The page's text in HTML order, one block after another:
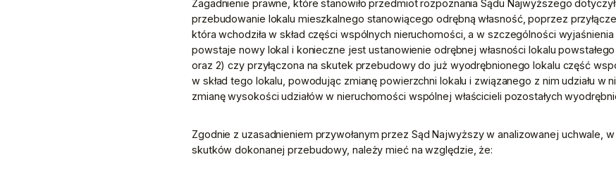
Zagadnienie prawne, które stanowiło przedmiot rozpoznania Sądu Najwyższego
przebudowanie lokalu mieszkalnego stanowiącego odrębną własność, poprzez
która wchodziła w skład części wspólnych nieruchomości, a w szczególności
powstaje nowy lokal i konieczne jest ustanowienie odrębnej własności lokalu
oraz 2) czy przyłączona na skutek przebudowy do już wyodrębnionego lokalu część
w skład tego lokalu, powodując zmianę powierzchni lokalu i związanego z nim udziału w
zmianę wysokości udziałów w nieruchomości wspólnej właścicieli pozostałych
Zgodnie z uzasadnieniem przywołanym przez Sąd Najwyższy w analizowanej uchwale,
skutków dokonanej przebudowy, należy mieć na względzie, że: